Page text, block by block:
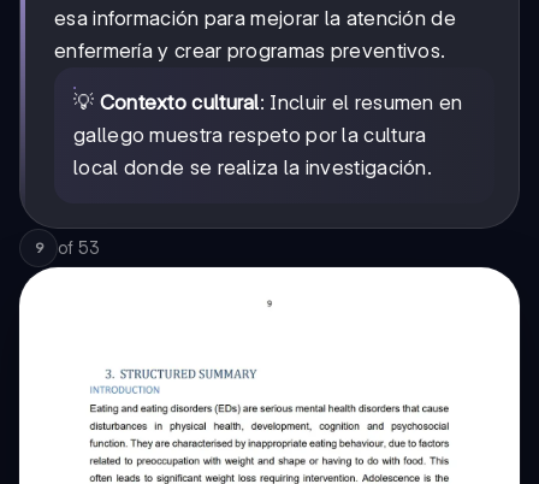
esa información para mejorar la atención de
enfermería y crear programas preventivos.
💡 Contexto cultural: Incluir el resumen en
gallego muestra respeto por la cultura
local donde se realiza la investigación.
9 of 53